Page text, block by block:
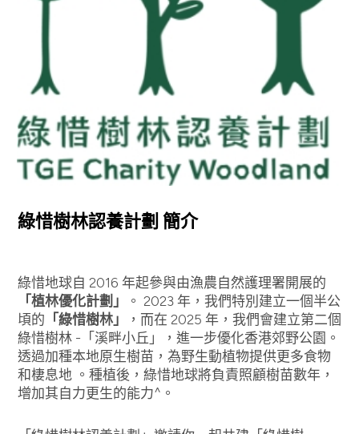
綠惜樹林認養計劃 簡介
綠惜地球自 2016 年起參與由漁農自然護理署開展的
「植林優化計劃」
。 2023 年，我們特別建立一個半公
頃的 「綠惜樹林」
，而在 2025 年，我們會建立第二個
綠惜樹林 -「溪畔小丘」，進一步優化香港郊野公園。
透過加種本地原生樹苗，為野生動植物提供更多食物
和棲息地 。種植後，綠惜地球將負責照顧樹苗數年，
增加其自力更生的能力^。